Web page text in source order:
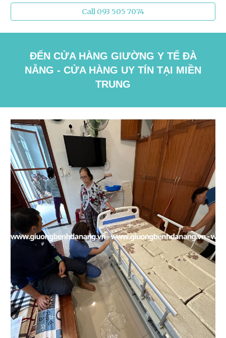
Call 093 505 7074
ĐẾN CỬA HÀNG GIƯỜNG Y TẾ ĐÀ
NẴNG - CỬA HÀNG UY TÍN TẠI MIỀN
TRUNG